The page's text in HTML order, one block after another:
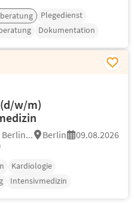
Plegedienst
Dokumentation
w/m)
Berlin
09.08.2026
Kardiologie
Intensivmedizin